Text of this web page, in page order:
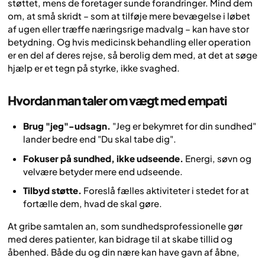
støttet, mens de foretager sunde forandringer. Mind dem
om, at små skridt – som at tilføje mere bevægelse i løbet
af ugen eller træffe næringsrige madvalg – kan have stor
betydning. Og hvis medicinsk behandling eller operation
er en del af deres rejse, så berolig dem med, at det at søge
hjælp er et tegn på styrke, ikke svaghed.
Hvordan man taler om vægt med empati
Brug "jeg"-udsagn. "Jeg er bekymret for din sundhed"
lander bedre end "Du skal tabe dig".
Fokuser på sundhed, ikke udseende. Energi, søvn og
velvære betyder mere end udseende.
Tilbyd støtte. Foreslå fælles aktiviteter i stedet for at
fortælle dem, hvad de skal gøre.
At gribe samtalen an, som sundhedsprofessionelle gør
med deres patienter, kan bidrage til at skabe tillid og
åbenhed. Både du og din nære kan have gavn af åbne,